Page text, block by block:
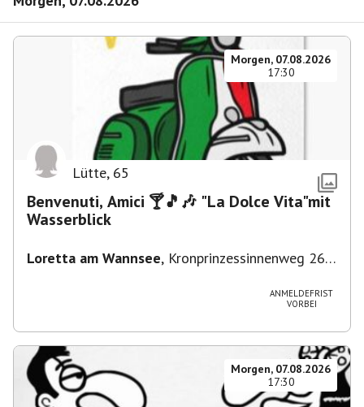
Morgen, 07.08.2026
17:30
Lütte, 65
Benvenuti, Amici 🍸🎵🎶 "La Dolce Vita"mit
Wasserblick
Loretta am Wannsee, Kronprinzessinnenweg 260,
ANMELDEFRIST
VORBEI
Morgen, 07.08.2026
17:30